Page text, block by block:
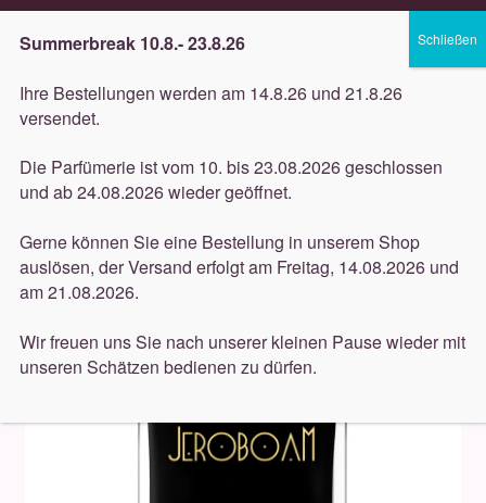
Lieferung innerhalb 3 Werktagen
Navigation
springen
Inhalt
springen
Düfte
öffnen
öffnen
Dekorative
Accessoires
öffnen
Start Düfte Jeroboam Jeroboam Origino 100ml
Summerbreak 10.8.- 23.8.26
Ihre Bestellungen werden am 14.8.26 und 21.8.26
versendet.
Die Parfümerie ist vom 10. bis 23.08.2026 geschlossen
und ab 24.08.2026 wieder geöffnet.
Gerne können Sie eine Bestellung in unserem Shop
auslösen, der Versand erfolgt am Freitag, 14.08.2026 und
am 21.08.2026.
Wir freuen uns Sie nach unserer kleinen Pause wieder mit
unseren Schätzen bedienen zu dürfen.